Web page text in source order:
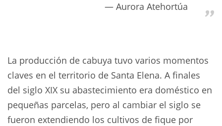
Aurora Atehortúa
La producción de cabuya tuvo varios momentos
claves en el territorio de Santa Elena. A finales
del siglo XIX su abastecimiento era doméstico en
pequeñas parcelas, pero al cambiar el siglo se
fueron extendiendo los cultivos de fique por